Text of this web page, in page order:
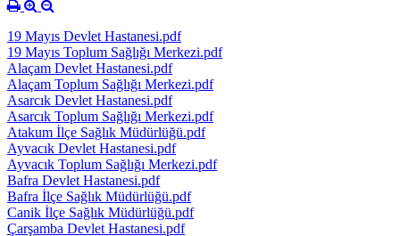
19 Mayıs Devlet Hastanesi.pdf
19 Mayıs Toplum Sağlığı Merkezi.pdf
Alaçam Devlet Hastanesi.pdf
Alaçam Toplum Sağlığı Merkezi.pdf
Asarcık Devlet Hastanesi.pdf
Asarcık Toplum Sağlığı Merkezi.pdf
Atakum İlçe Sağlık Müdürlüğü.pdf
Ayvacık Devlet Hastanesi.pdf
Ayvacık Toplum Sağlığı Merkezi.pdf
Bafra Devlet Hastanesi.pdf
Bafra İlçe Sağlık Müdürlüğü.pdf
Canik İlçe Sağlık Müdürlüğü.pdf
Çarşamba Devlet Hastanesi.pdf